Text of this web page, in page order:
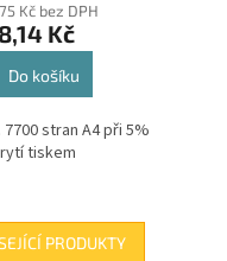
Kč bez DPH
Kč
Do košíku
7700 stran A4 při 5%
tiskem
PRODUKTY